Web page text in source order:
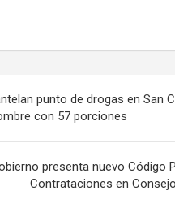
punto de drogas en San
con 57 porciones
presenta nuevo Código
Contrataciones en